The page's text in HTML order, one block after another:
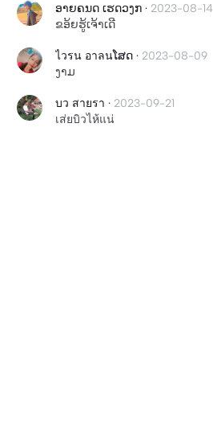
ອາຍຄນດ ເຮດວງກ · 2023-08-14
ຂອ້ຍຮູ້ເຈ້າເດີ
ไวรน อาลนໂສດ · 2023-08-09
ງາມ
บว สายรา · 2023-09-21
เส่ยบิวไห้แน่